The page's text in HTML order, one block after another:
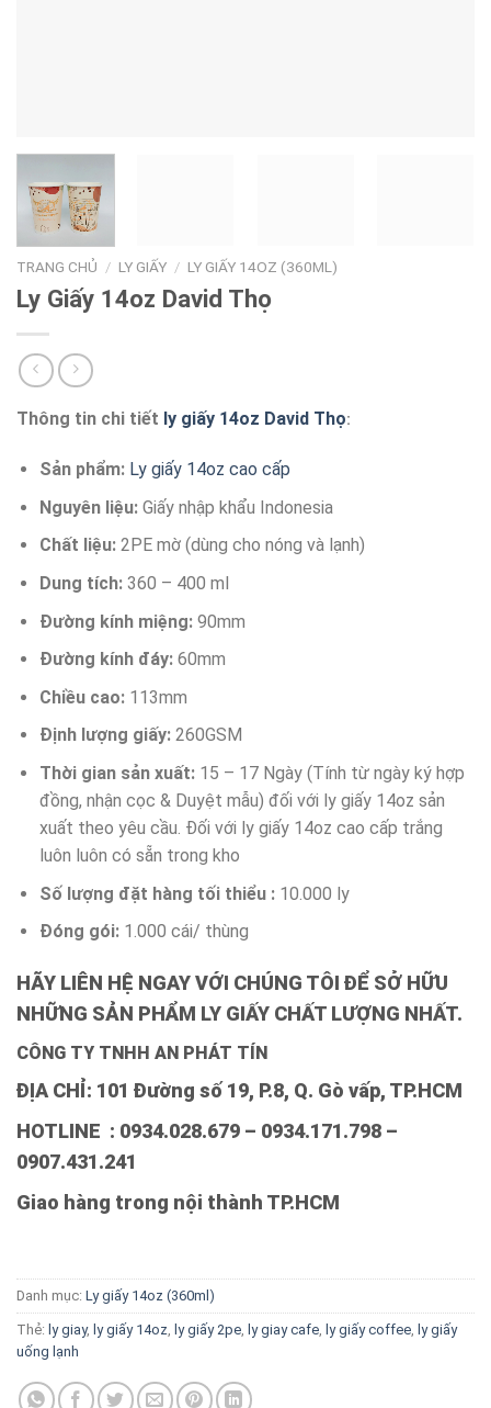
TRANG CHỦ / LY GIẤY / LY GIẤY 14OZ (360ML)
Ly Giấy 14oz David Thọ
Thông tin chi tiết ly giấy 14oz David Thọ:
Sản phẩm: Ly giấy 14oz cao cấp
Nguyên liệu: Giấy nhập khẩu Indonesia
Chất liệu: 2PE mờ (dùng cho nóng và lạnh)
Dung tích: 360 – 400 ml
Đường kính miệng: 90mm
Đường kính đáy: 60mm
Chiều cao: 113mm
Định lượng giấy:260GSM
Thời gian sản xuất:15 – 17 Ngày (Tính từ ngày ký hợp
đồng, nhận cọc & Duyệt mẫu) đối với ly giấy 14oz sản
xuất theo yêu cầu. Đối với ly giấy 14oz cao cấp trắng
luôn luôn có sẵn trong kho
Số lượng đặt hàng tối thiểu : 10.000 ly
Đóng gói:1.000 cái/ thùng
HÃY LIÊN HỆ NGAY VỚI CHÚNG TÔI ĐỂ SỞ HỮU
NHỮNG SẢN PHẨM LY GIẤY CHẤT LƯỢNG NHẤT.
CÔNG TY TNHH AN PHÁT TÍN
ĐỊA CHỈ: 101 Đường số 19, P.8, Q. Gò vấp, TP.HCM
HOTLINE : 0934.028.679 – 0934.171.798 –
0907.431.241
Giao hàng trong nội thành TP.HCM
Danh mục: Ly giấy 14oz (360ml)
Thẻ: ly giay, ly giấy 14oz ly giấy 2pe ly giay cafe ly giấy coffee ly giấy
uống lạnh